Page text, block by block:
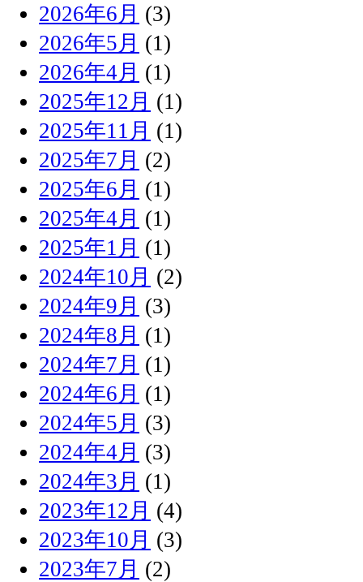
2026年6月 (3)
2026年5月 (1)
2026年4月 (1)
2025年12月 (1)
2025年11月 (1)
2025年7月 (2)
2025年6月 (1)
2025年4月 (1)
2025年1月 (1)
2024年10月 (2)
2024年9月 (3)
2024年8月 (1)
2024年7月 (1)
2024年6月 (1)
2024年5月 (3)
2024年4月 (3)
2024年3月 (1)
2023年12月 (4)
2023年10月 (3)
2023年7月 (2)